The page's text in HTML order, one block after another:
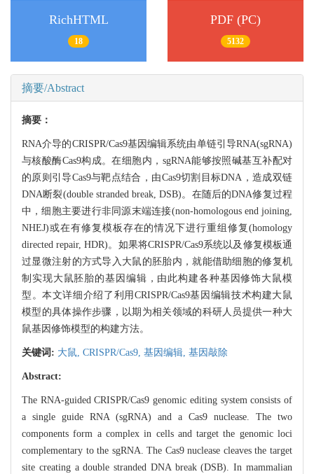
RichHTML
18
PDF (PC)
5132
摘要/Abstract
摘要：
RNA介导的CRISPR/Cas9基因编辑系统由单链引导RNA(sgRNA)
与核酸酶Cas9构成。在细胞内，sgRNA能够按照碱基互补配对
的原则引导Cas9与靶点结合，由Cas9切割目标DNA，造成双链
DNA断裂(double stranded break, DSB)。在随后的DNA修复过程
中，细胞主要进行非同源末端连接(non-homologous end joining,
NHEJ)或在有修复模板存在的情况下进行重组修复(homology
directed repair, HDR)。如果将CRISPR/Cas9系统以及修复模板通
过显微注射的方式导入大鼠的胚胎内，就能借助细胞的修复机
制实现大鼠胚胎的基因编辑，由此构建各种基因修饰大鼠模
型。本文详细介绍了利用CRISPR/Cas9基因编辑技术构建大鼠
模型的具体操作步骤，以期为相关领域的科研人员提供一种大
鼠基因修饰模型的构建方法。
关键词: 大鼠, CRISPR/Cas9, 基因编辑, 基因敲除
Abstract:
The RNA-guided CRISPR/Cas9 genomic editing system consists of
a single guide RNA (sgRNA) and a Cas9 nuclease. The two
components form a complex in cells and target the genomic loci
complementary to the sgRNA. The Cas9 nuclease cleaves the target
site creating a double stranded DNA break (DSB). In mammalian